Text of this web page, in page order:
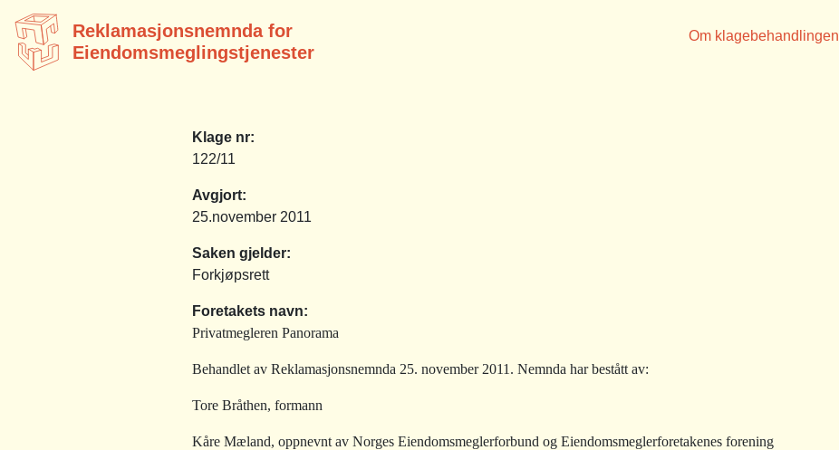
Reklamasjonsnemnda for
Eiendomsmeglingstjenester
Om klagebehandlingen
Klage nr:
122/11
Avgjort:
25.november 2011
Saken gjelder:
Forkjøpsrett
Foretakets navn:
Privatmegleren Panorama
Behandlet av Reklamasjonsnemnda 25. november 2011. Nemnda har bestått av:
Tore Bråthen, formann
Kåre Mæland, oppnevnt av Norges Eiendomsmeglerforbund og Eiendomsmeglerforetakenes forening